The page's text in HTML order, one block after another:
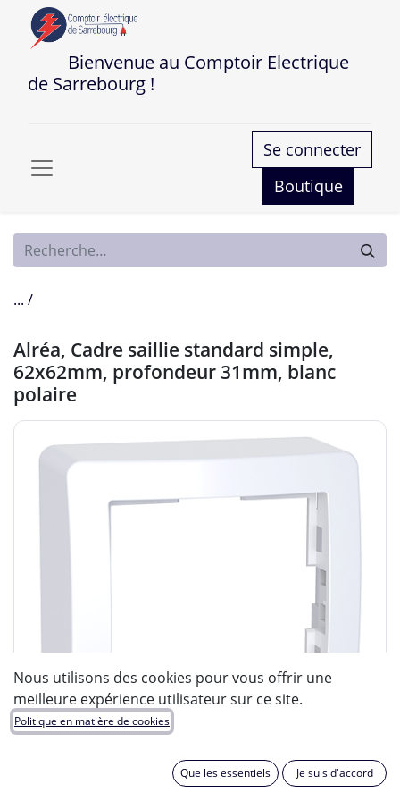
Bienvenue au Comptoir Electrique
de Sarrebourg !
Se connecter
Boutique
... /
Alréa, Cadre saillie standard simple,
62x62mm, profondeur 31mm, blanc
polaire
Nous utilisons des cookies pour vous offrir une
meilleure expérience utilisateur sur ce site.
Politique en matière de cookies
Que les essentiels Je suis d'accord